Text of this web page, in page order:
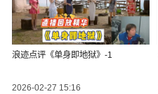
浪迹点评《单身即地狱》-1
2026-02-27 15:16